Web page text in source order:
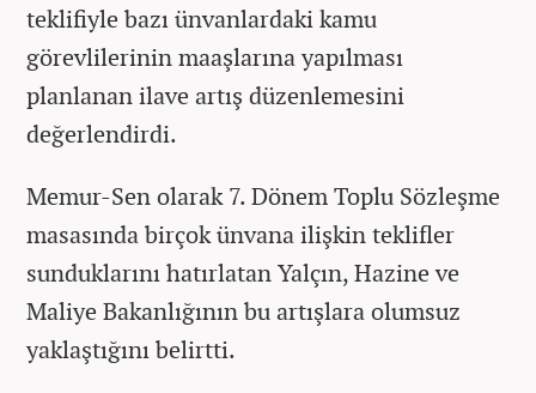
teklifiyle bazı ünvanlardaki kamu
görevlilerinin maaşlarına yapılması
planlanan ilave artış düzenlemesini
değerlendirdi.
Memur-Sen olarak 7. Dönem Toplu Sözleşme
masasında birçok ünvana ilişkin teklifler
sunduklarını hatırlatan Yalçın, Hazine ve
Maliye Bakanlığının bu artışlara olumsuz
yaklaştığını belirtti.